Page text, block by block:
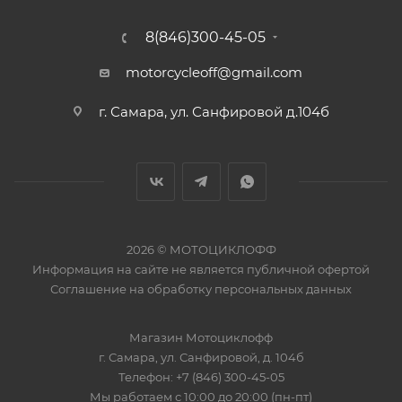
8(846)300-45-05
motorcycleoff@gmail.com
г. Самара, ул. Санфировой д.104б
2026 © МОТОЦИКЛОФФ
Информация на сайте не является публичной офертой
Соглашение на обработку персональных данных
Магазин Мотоциклофф
г. Самара ул. Санфировой, д. 104б
Телефон: +7 (846) 300-45-05
Мы работаем с 10:00 до 20:00 (пн-пт)